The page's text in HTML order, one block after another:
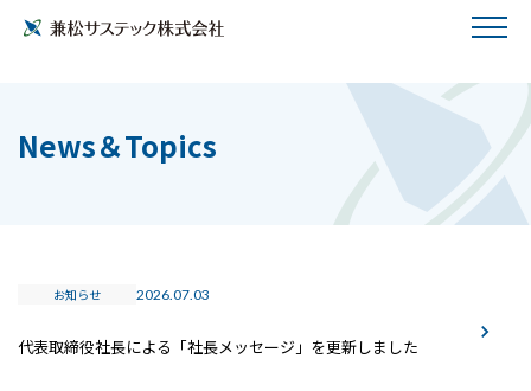
News＆Topics
お知らせ 2026.07.03
代表取締役社長による「社長メッセージ」を更新しました